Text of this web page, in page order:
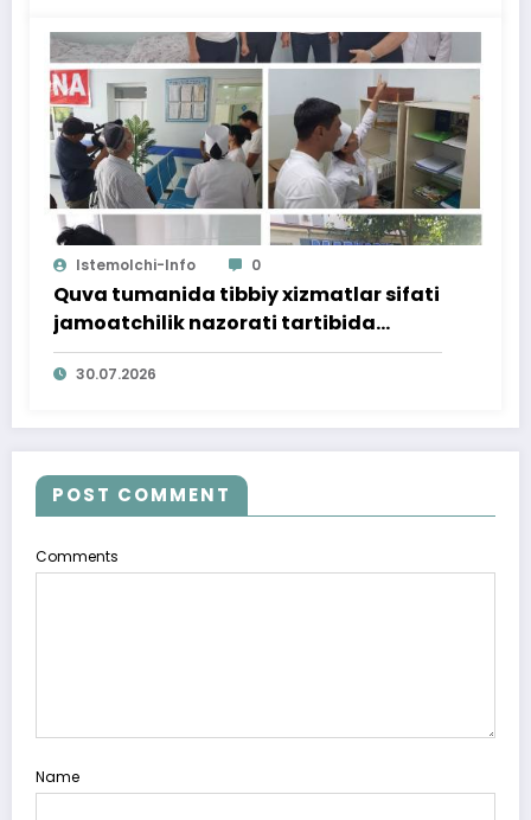
Istemolchi-Info 0
Quva tumanida tibbiy xizmatlar sifati
jamoatchilik nazorati tartibida
o‘rganildi
30.07.2026
POST COMMENT
Comments
Name